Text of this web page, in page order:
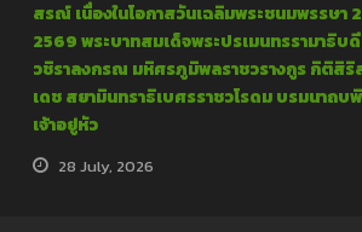
สรณ์ เนื่องในโอกาสวันเฉลิมพระชนมพรรษา
2569 พระบาทสมเด็จพระปรเมนทรรามาธิบ
วชิราลงกรณ มหิศรภูมิพลราชวรางกูร กิติสิ
เดช สยามินทราธิเบศรราชวโรดม บรมนาถบ
เจ้าอยู่หัว
28 July, 2026